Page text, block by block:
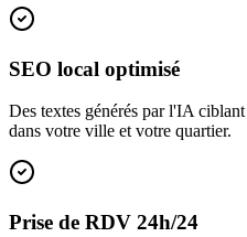
SEO local optimisé
Des textes générés par l'IA
dans votre ville et votre quartier.
Prise de RDV 24h/24